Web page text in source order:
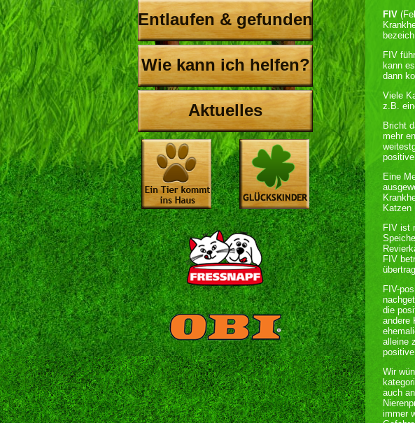
Entlaufen & gefunden
Wie kann ich helfen?
Aktuelles
FIV
FIV
kann
dann
Viele
z.B.
Bricht
mehr
Eine
Katzen
FIV ist
FIV
FIV-
die
andere
alleine
Wir
auch
immer